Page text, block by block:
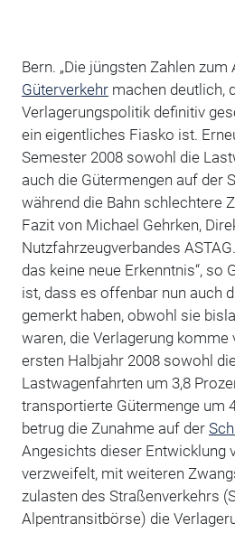
Bern. „Die jüngsten Zahlen
Güterverkehrmachen deutlich,
Verlagerungspolitik definitiv
ein eigentliches Fiasko ist.
Semester 2008 sowohl die
auch die Gütermengen auf der
während die Bahn schlechtere
Fazit von Michael Gehrken,
Nutzfahrzeugverbandes
das keine neue Erkenntnis“, so
ist, dass es offenbar nun auch
gemerkt haben, obwohl sie
waren, die Verlagerung komme
ersten Halbjahr 2008 sowohl
Lastwagenfahrten um 3,8
transportierte Gütermenge um
betrug die Zunahme auf der
Angesichts dieser Entwicklung
verzweifelt, mit weiteren
zulasten des Straßenverkehrs
Alpentransitbörse) die